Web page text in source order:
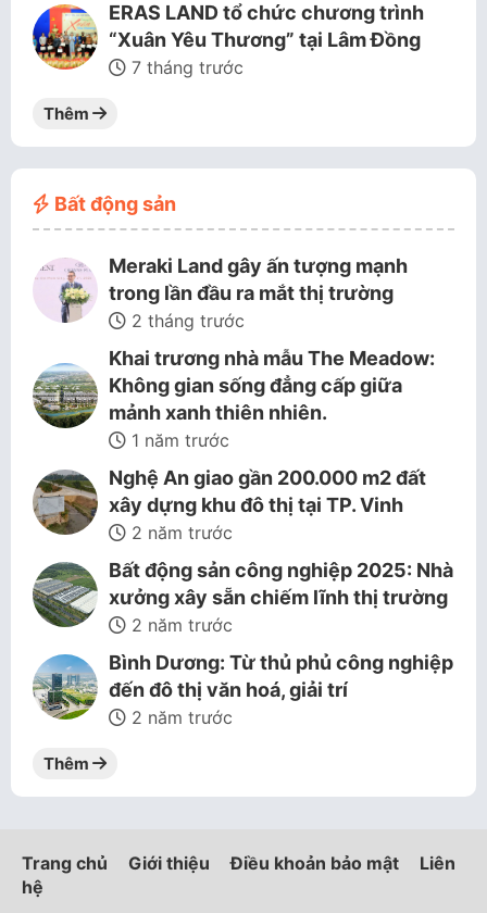
ERAS LAND tổ chức chương trình
“Xuân Yêu Thương” tại Lâm Đồng
7 tháng trước
Thêm
Bất động sản
Meraki Land gây ấn tượng mạnh
trong lần đầu ra mắt thị trường
2 tháng trước
Khai trương nhà mẫu The Meadow:
Không gian sống đẳng cấp giữa
mảnh xanh thiên nhiên.
1 năm trước
Nghệ An giao gần 200.000 m2 đất
xây dựng khu đô thị tại TP. Vinh
2 năm trước
Bất động sản công nghiệp 2025: Nhà
xưởng xây sẵn chiếm lĩnh thị trường
2 năm trước
Bình Dương: Từ thủ phủ công nghiệp
đến đô thị văn hoá, giải trí
2 năm trước
Thêm
Trang chủ Giới thiệu Điều khoản bảo mật
Liên
hệ